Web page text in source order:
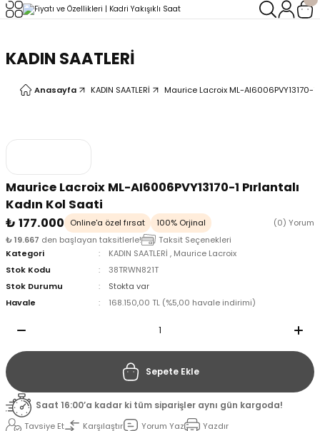
KADIN SAATLERİ
Anasayfa KADIN SAATLERİ Maurice Lacroix ML-AI6006PVY13170-1
Maurice Lacroix ML-AI6006PVY13170-1 Pırlantalı
Kadın Kol Saati
₺ 177.000
Online'a özel fırsat 100% Orjinal
(0) Yorum
₺ 19.667 den başlayan taksitlerle!
Taksit Seçenekleri
Kategori
KADIN SAATLERİ , Maurice Lacroix
Stok Kodu
38TRWN821T
Stok Durumu
Stokta var
Havale
168.150,00 TL (%5,00 havale indirimi)
Sepete Ekle
Saat 16:00’a kadar ki tüm siparişler aynı gün kargoda!
Tavsiye Et
Karşılaştır Yorum Yaz Yazdır
Geri Dön
Geri Dön